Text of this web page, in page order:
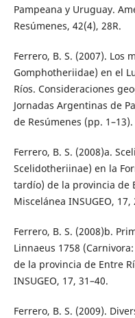
Pampeana y Uruguay.
Resúmenes, 42(4), 28R.
Ferrero, B. S. (2007). Los
Gomphotheriidae) en el
Ríos. Consideraciones
Jornadas Argentinas de
de Resúmenes (pp.
Ferrero, B. S. (2008)a.
Scelidotheriinae) en la
tardío) de la provincia de
Miscelánea INSUGEO, 17,
Ferrero, B. S. (2008)b.
Linnaeus 1758
de la provincia de Entre
INSUGEO, 17, 31–40.
Ferrero, B. S. (2009).